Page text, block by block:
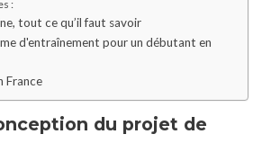
:
tout ce qu’il faut savoir
d'entraînement pour un débutant en
France
du projet de